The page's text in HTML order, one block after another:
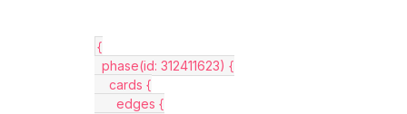
{
  phase(id: 312411623) {
    cards {
      edges {